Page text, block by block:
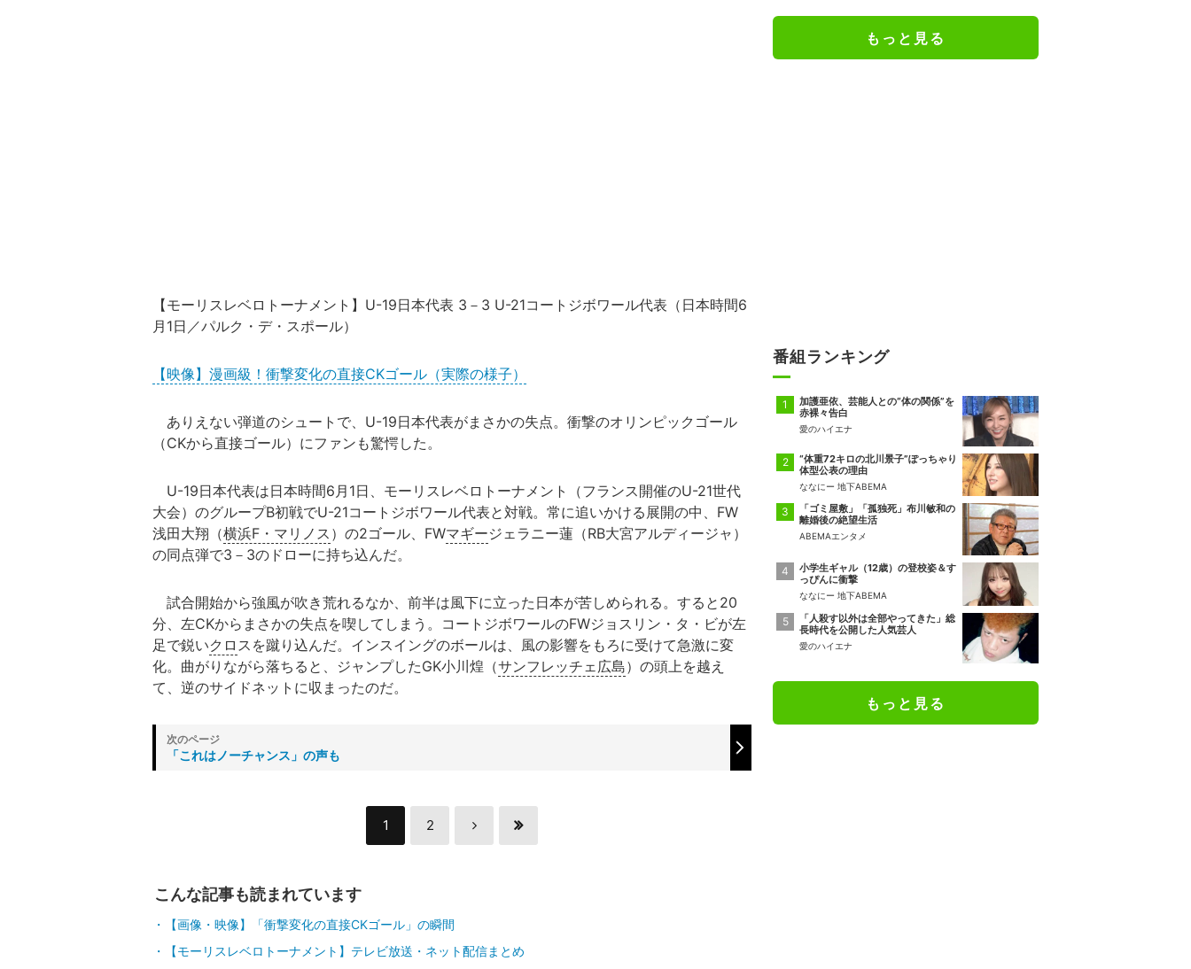
【モーリスレベロトーナメント】U-19日本代表 3－3 U-21コートジボワール代表（日本時間6
月1日／パルク・デ・スポール）
【映像】漫画級！衝撃変化の直接CKゴール（実際の様子）
ありえない弾道のシュートで、U-19日本代表がまさかの失点。衝撃のオリンピックゴール
（CKから直接ゴール）にファンも驚愕した。
U-19日本代表は日本時間6月1日、モーリスレベロトーナメント（フランス開催のU-21世代
大会）のグループB初戦でU-21コートジボワール代表と対戦。常に追いかける展開の中、FW
浅田大翔（横浜F・マリノス ）の2ゴール、FWマギージェラニー蓮（RB大宮アルディージャ）
の同点弾で3－3のドローに持ち込んだ。
試合開始から強風が吹き荒れるなか、前半は風下に立った日本が苦しめられる。すると20
分、左CKからまさかの失点を喫してしまう。コートジボワールのFWジョスリン・タ・ビが左
足で鋭いクロ スを蹴り込んだ。インスイングのボールは、風の影響をもろに受けて急激に変
化。曲がりながら落ちると、ジャンプしたGK小川煌（サンフレッチェ広島）の頭上を越え
て、逆のサイドネットに収まったのだ。
「これはノーチャンス」の声も
1 2
こんな記事も読まれています
【画像・映像】「衝撃変化の直接CKゴール」の瞬間
【モーリスレベロトーナメント】テレビ放送・ネット配信まとめ
もっと見る
番組ランキング
加護亜依、芸能人との“体の関係”を
赤裸々告白
愛のハイエナ
“体重72キロの北川景子”ぽっちゃり
体型公表の理由
ななにー 地下ABEMA
「ゴミ屋敷」「孤独死」布川敏和の
離婚後の絶望生活
ABEMAエンタメ
小学生ギャル（12歳）の登校姿＆す
っぴんに衝撃
ななにー 地下ABEMA
「人殺す以外は全部やってきた」総
長時代を公開した人気芸人
愛のハイエナ
もっと見る